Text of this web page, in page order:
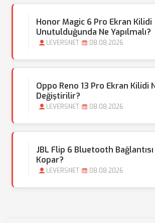
Honor Magic 6 Pro Ekran Kilidi
Unutulduğunda Ne Yapılmalı?
LEVERSNET 08.08.2026
Oppo Reno 13 Pro Ekran Kilidi
Değiştirilir?
LEVERSNET 08.08.2026
JBL Flip 6 Bluetooth
Kopar?
LEVERSNET 08.08.2026